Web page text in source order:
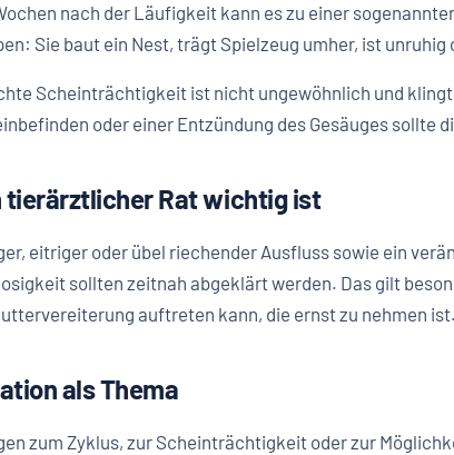
nach der Läufigkeit kann es zu einer
Sie baut ein Nest, trägt Spielzeug umher, ist
Scheinträchtigkeit ist nicht ungewöhnlich und
oder einer Entzündung des Gesäuges sollte
tierärztlicher Rat wichtig ist
eitriger oder übel riechender Ausfluss sowie ein
sollten zeitnah abgeklärt werden. Das gilt
auftreten kann, die ernst zu nehmen ist.
als Thema
zum Zyklus, zur Scheinträchtigkeit oder zur